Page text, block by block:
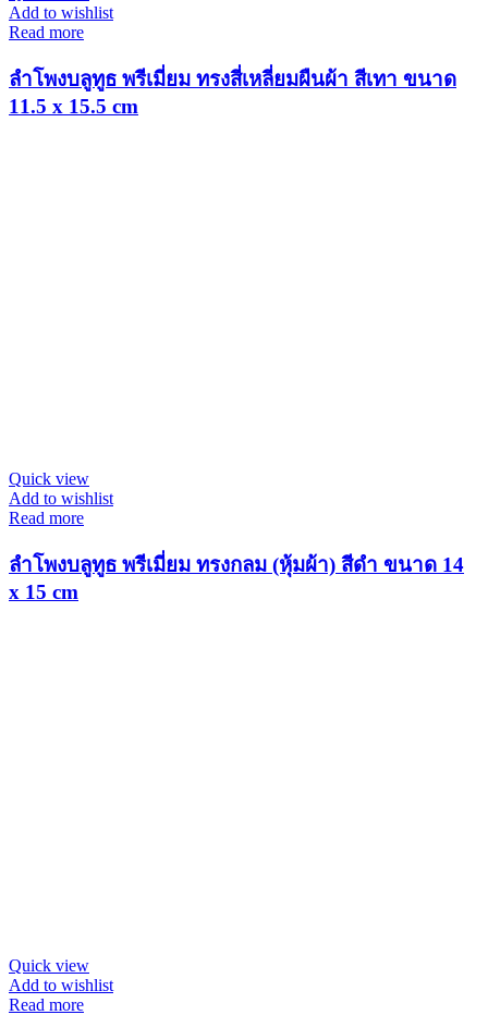
Add to wishlist
Read more
ลำโพงบลูทูธ พรีเมี่ยม ทรงสี่เหลี่ยมผืนผ้า สีเทา ขนาด
11.5 x 15.5 cm
Quick view
Add to wishlist
Read more
ลำโพงบลูทูธ พรีเมี่ยม ทรงกลม (หุ้มผ้า) สีดำ ขนาด 14
x 15 cm
Quick view
Add to wishlist
Read more